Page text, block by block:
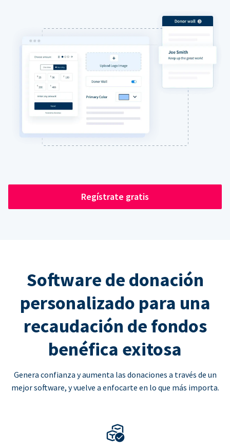
Regístrate gratis
Software de donación
personalizado para una
recaudación de fondos
benéfica exitosa
Genera confianza y aumenta las donaciones a través de un
mejor software, y vuelve a enfocarte en lo que más importa.